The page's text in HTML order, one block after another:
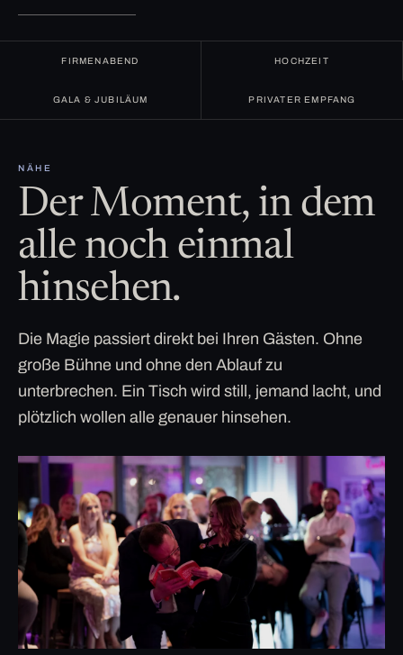
FIRMENABEND HOCHZEIT
GALA & JUBILÄUM PRIVATER EMPFANG
NÄHE
Der Moment, in dem
alle noch einmal
hinsehen.
Die Magie passiert direkt bei Ihren Gästen. Ohne
große Bühne und ohne den Ablauf zu
unterbrechen. Ein Tisch wird still, jemand lacht, und
plötzlich wollen alle genauer hinsehen.